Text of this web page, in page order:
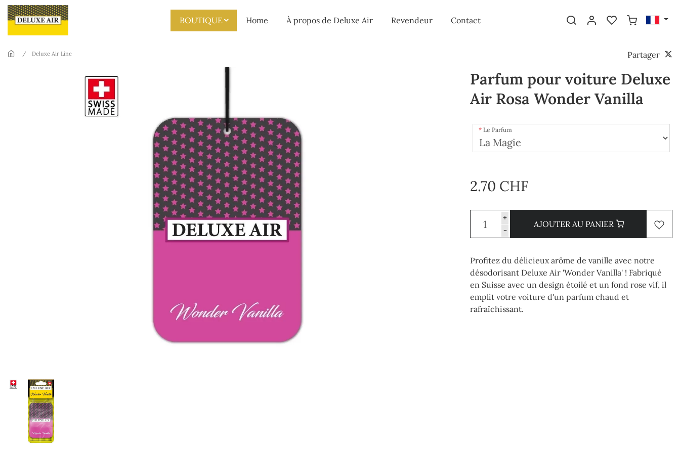
Skip to main content
BOUTIQUE
Home À propos de Deluxe Air Revendeur Contact
Partager
Deluxe Air Line
Parfum pour voiture Deluxe
Air Rosa Wonder Vanilla
Le Parfum
2.70 CHF
+
-
AJOUTER AU PANIER
Profitez du délicieux arôme de vanille avec notre
désodorisant Deluxe Air 'Wonder Vanilla' ! Fabriqué
en Suisse avec un design étoilé et un fond rose vif, il
emplit votre voiture d'un parfum chaud et
rafraîchissant.